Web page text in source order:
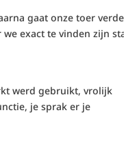
gaat onze toer
exact te vinden zijn
werd gebruikt, vrolijk
je sprak er je